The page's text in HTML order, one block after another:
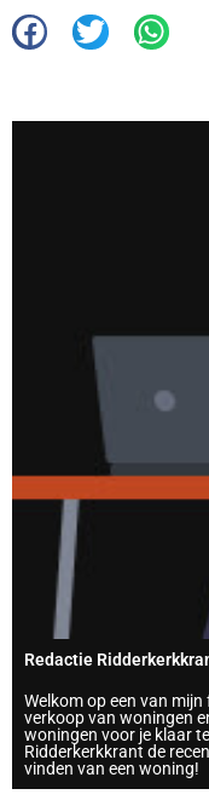
Redactie
Welkom op een van
verkoop van woningen
woningen voor je klaar
Ridderkerkkrant de
vinden van een woning!